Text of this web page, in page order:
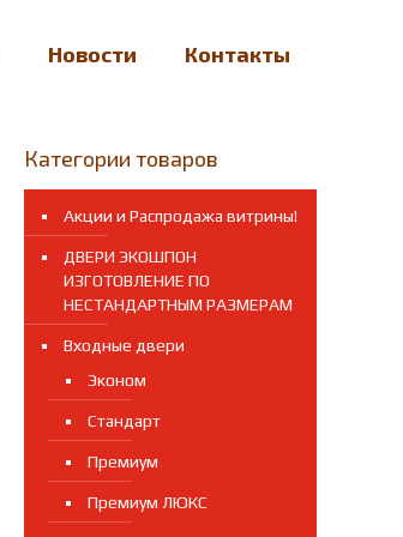
Новости Контакты
Категории товаров
Акции и Распродажа витрины!
ДВЕРИ ЭКОШПОН
ИЗГОТОВЛЕНИЕ ПО
НЕСТАНДАРТНЫМ РАЗМЕРАМ
Входные двери
Эконом
Стандарт
Премиум
Премиум ЛЮКС